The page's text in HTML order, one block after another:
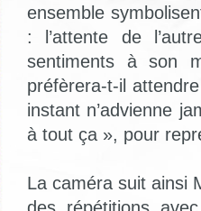
ensemble
: l’attente de
sentiments à son
préfèrera-t-il
instant n’advienne
à tout ça », pour
La caméra suit ainsi